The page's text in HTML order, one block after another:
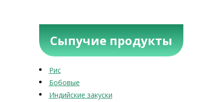
Сыпучие продукты
Рис
Бобовые
Индийские закуски